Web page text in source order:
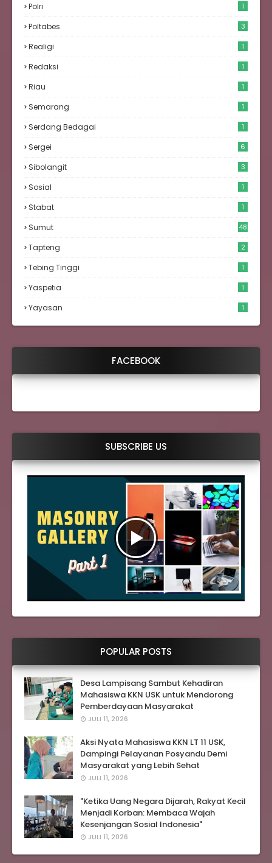
Polri 1
Poltabes 3
Realigi 1
Redaksi 1
Riau 1
Semarang 1
Serdang Bedagai 1
Sergei 6
Sibolangit 3
Sosial 1
Stabat 1
Sumut 48
Tapteng 2
Tebing Tinggi 1
Yaspetia 1
Yayasan 1
FACEBOOK
SUBSCRIBE US
POPULAR POSTS
Desa Lampisang Sambut Kehadiran
Mahasiswa KKN USK untuk Mendorong
Pemberdayaan Masyarakat
JULI 11, 2026
Aksi Nyata Mahasiswa KKN LT 11 USK,
Dampingi Pelayanan Posyandu Demi
Masyarakat yang Lebih Sehat
JULI 11, 2026
"Ketika Uang Negara Dijarah, Rakyat Kecil
Menjadi Korban: Membaca Wajah
Kesenjangan Sosial Indonesia"
JULI 11, 2026